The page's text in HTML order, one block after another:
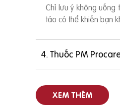
Chỉ lưu ý không uống
táo có thể khiến bạn
4. Thuốc PM
XEM THÊM